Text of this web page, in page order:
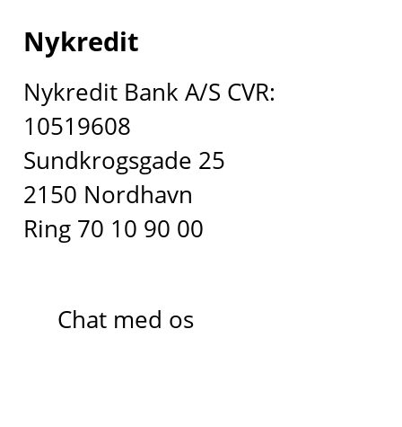
Nykredit
Nykredit Bank A/S CVR:
10519608
Sundkrogsgade 25
2150 Nordhavn
Ring 70 10 90 00
Chat med os